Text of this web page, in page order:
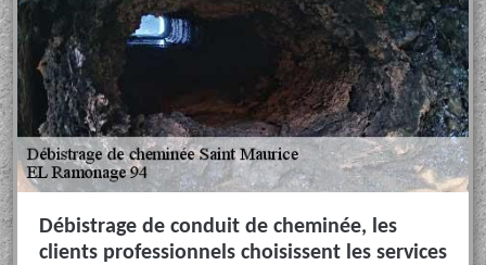
Débistrage de conduit de cheminée, les
clients professionnels choisissent les services